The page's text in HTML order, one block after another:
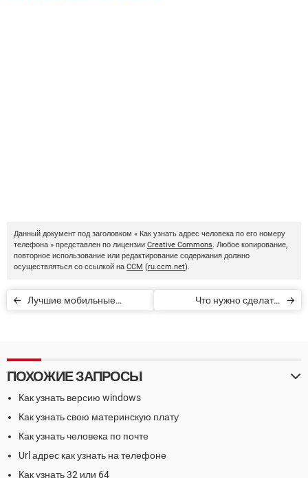
Данный документ под заголовком « Как узнать адрес человека по его номеру
телефона » представлен по лицензии Creative Commons. Любое копирование,
повторное использование или редактирование содержания должно
осуществляться со ссылкой на CCM (ru.ccm.net).
Лучшие мобильные
Что нужно сделать,
ПОХОЖИЕ ЗАПРОСЫ
Как узнать версию windows
Как узнать свою материнскую плату
Как узнать человека по почте
Url адрес как узнать на телефоне
Как узнать 32 или 64